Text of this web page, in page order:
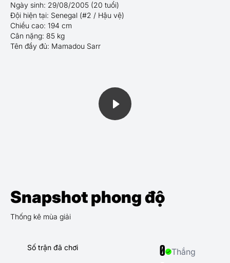
Ngày sinh: 29/08/2005 (20 tuổi)
Đội hiện tại: Senegal (#2 / Hậu vệ)
Chiều cao: 194 cm
Cân nặng: 85 kg
Tên đầy đủ: Mamadou Sarr
Snapshot phong độ
Thống kê mùa giải
Số trận đã chơi 0 Thắng